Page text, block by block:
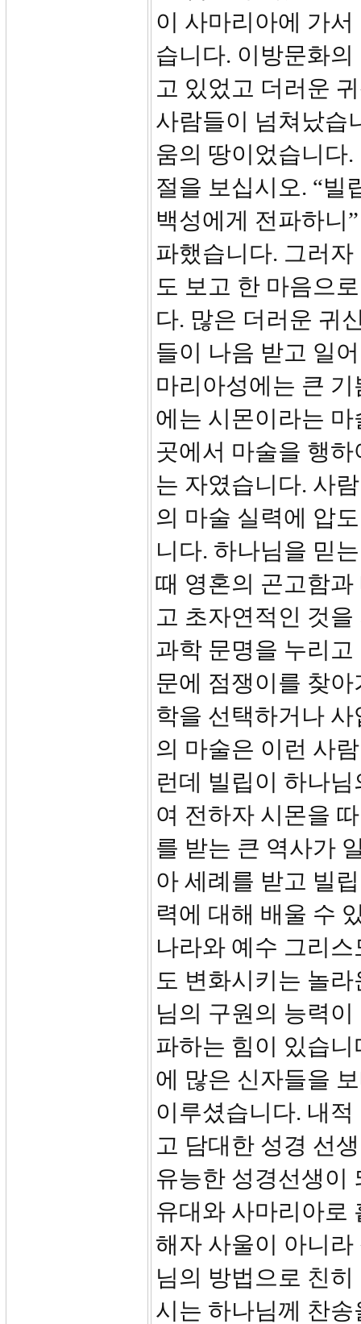
이 사마리아에 가
습니다. 이방문화
고 있었고 더러운
사람들이 넘쳐났습
움의 땅이었습니다
절을 보십시오. “빌
백성에게 전파하니
파했습니다. 그러
도 보고 한 마음으
다. 많은 더러운 귀
들이 나음 받고 일
마리아성에는 큰
에는 시몬이라는
곳에서 마술을 행
는 자였습니다. 사
의 마술 실력에 압
니다. 하나님을 믿
때 영혼의 곤고함
고 초자연적인 것
과학 문명을 누리
문에 점쟁이를 찾
학을 선택하거나
의 마술은 이런 사
런데 빌립이 하나
여 전하자 시몬을
를 받는 큰 역사가
아 세례를 받고 빌
력에 대해 배울 수
나라와 예수 그리
도 변화시키는 놀
님의 구원의 능력
파하는 힘이 있습
에 많은 신자들을
이루셨습니다. 내
고 담대한 성경 선
유능한 성경선생이
유대와 사마리아로
해자 사울이 아니
님의 방법으로 친
시는 하나님께 찬